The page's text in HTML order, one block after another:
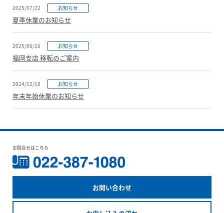
2025/07/22 お知らせ
夏季休業のお知らせ
2025/06/16 お知らせ
福岡支店 移転のご案内
2024/12/18 お知らせ
年末年始休業のお知らせ
お問合せはこちら
お問い合わせ